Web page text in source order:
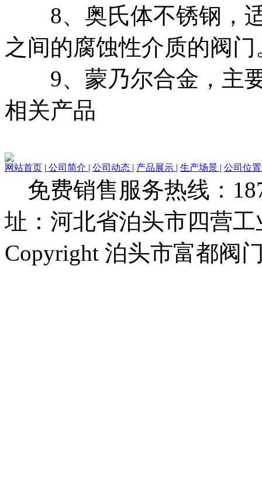
8、奥氏体不锈钢，适
之间的腐蚀性介质的阀门
9、蒙乃尔合金，主要
相关产品
网站首页 | 公司简介 | 公司动态 | 产品展示 | 生产场景 | 公司位
免费销售服务热线：
址：河北省泊头市四营工
Copyright 泊头市富都阀